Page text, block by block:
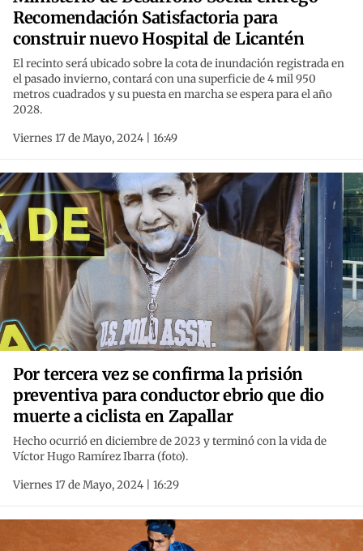
Recomendación Satisfactoria para
construir nuevo Hospital de Licantén
El recinto será ubicado sobre la cota de inundación registrada en
el pasado invierno, contará con una superficie de 4 mil 950
metros cuadrados y su puesta en marcha se espera para el año
2028.
Viernes 17 de Mayo, 2024 | 16:49
Por tercera vez se confirma la prisión
preventiva para conductor ebrio que dio
muerte a ciclista en Zapallar
Hecho ocurrió en diciembre de 2023 y terminó con la vida de
Víctor Hugo Ramírez Ibarra (foto).
Viernes 17 de Mayo, 2024 | 16:29